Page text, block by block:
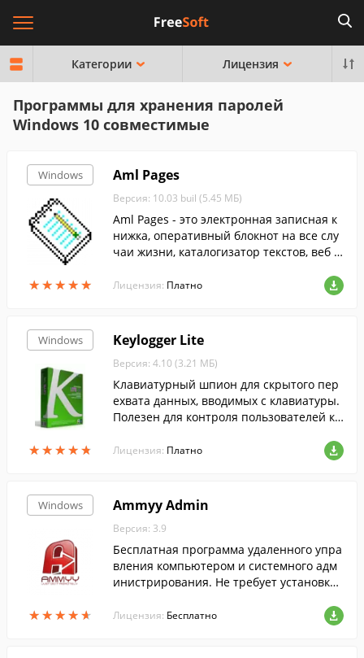
Категории Лицензия
Программы для хранения паролей
Windows 10 совместимые
Windows
★★★★★
★★★★★
Aml Pages
Версия: 10.03 buil (5.45 МБ)
Aml Pages - это электронная записная к
нижка, оперативный блокнот на все слу
чаи жизни, каталогизатор текстов, веб с
Лицензия: Платно
Windows
★★★★★
★★★★★
Keylogger Lite
Версия: 4.10 (3.21 МБ)
Клавиатурный шпион для скрытого пер
ехвата данных, вводимых с клавиатуры.
Полезен для контроля пользователей ко
Лицензия: Платно
Windows
★★★★★
★★★★★
Ammyy Admin
Версия: 3.9
Бесплатная программа удаленного упра
вления компьютером и системного адм
инистрирования. Не требует установки
зу после запуска. Работает со всеми изв
Лицензия: Бесплатно